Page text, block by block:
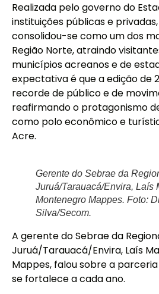
Realizada pelo governo do
instituições públicas e
consolidou-se como um dos
Região Norte, atraindo
municípios acreanos e de
expectativa é que a edição de
recorde de público e de
reafirmando o protagonismo
como polo econômico e
Acre.
Gerente do Sebrae da
Juruá/Tarauacá/Envira, Laís
Montenegro Mappes. Foto:
Silva/Secom.
A gerente do Sebrae da
Juruá/Tarauacá/Envira, Laís
Mappes, falou sobre a
se fortalece a cada ano.